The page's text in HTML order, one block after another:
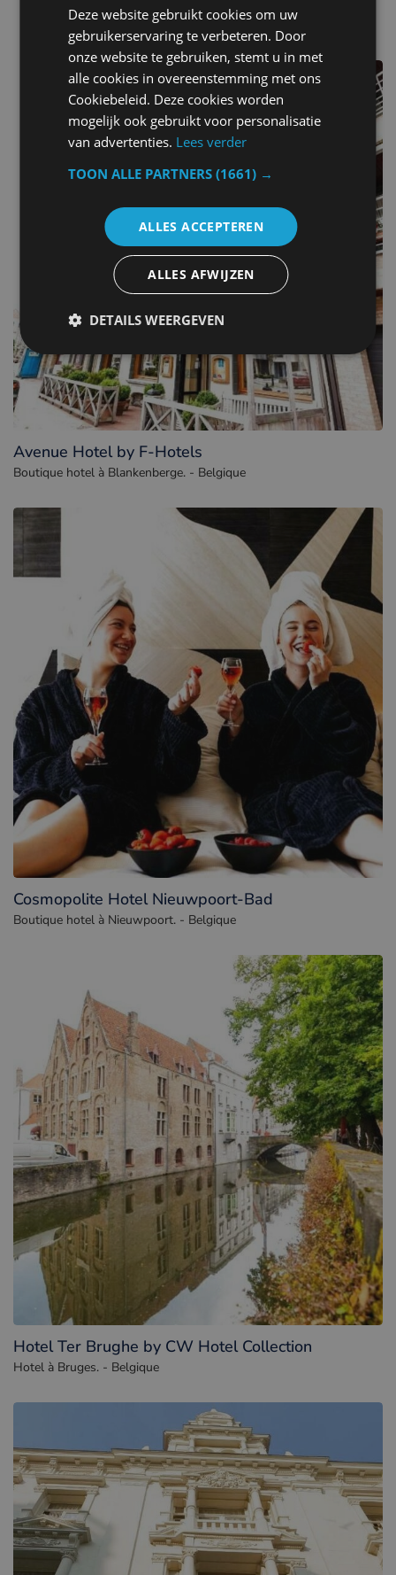
d'autres hôtels dans Belgique
Avenue Hotel by F-Hotels
Boutique hotel à Blankenberge. - Belgique
Cosmopolite Hotel Nieuwpoort-Bad
Boutique hotel à Nieuwpoort. - Belgique
Hotel Ter Brughe by CW Hotel Collection
Hotel à Bruges. - Belgique
Deze website gebruikt cookies om uw
gebruikerservaring te verbeteren. Door
onze website te gebruiken, stemt u in met
alle cookies in overeenstemming met ons
Cookiebeleid. Deze cookies worden
mogelijk ook gebruikt voor personalisatie
van advertenties. Lees verder
TOON ALLE PARTNERS(1661) →
ALLES ACCEPTEREN
ALLES AFWIJZEN
DETAILS WEERGEVEN